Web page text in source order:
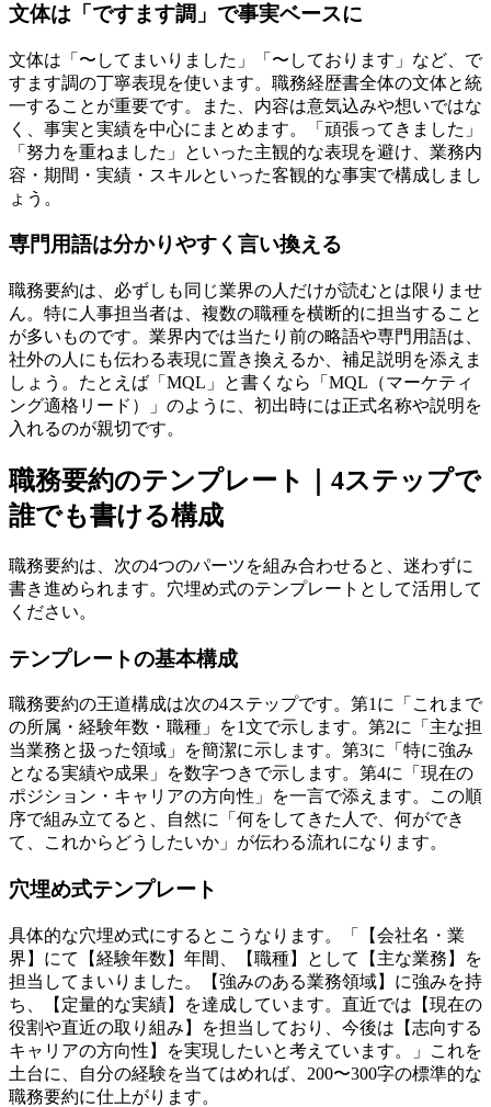
文体は「ですます調」で事実ベースに
文体は「〜してまいりました」「〜しております」など、で
すます調の丁寧表現を使います。職務経歴書全体の文体と統
一することが重要です。また、内容は意気込みや想いではな
く、事実と実績を中心にまとめます。「頑張ってきました」
「努力を重ねました」といった主観的な表現を避け、業務内
容・期間・実績・スキルといった客観的な事実で構成しまし
ょう。
専門用語は分かりやすく言い換える
職務要約は、必ずしも同じ業界の人だけが読むとは限りませ
ん。特に人事担当者は、複数の職種を横断的に担当すること
が多いものです。業界内では当たり前の略語や専門用語は、
社外の人にも伝わる表現に置き換えるか、補足説明を添えま
しょう。たとえば「MQL」と書くなら「MQL（マーケティ
ング適格リード）」のように、初出時には正式名称や説明を
入れるのが親切です。
職務要約のテンプレート｜4ステップで
誰でも書ける構成
職務要約は、次の4つのパーツを組み合わせると、迷わずに
書き進められます。穴埋め式のテンプレートとして活用して
ください。
テンプレートの基本構成
職務要約の王道構成は次の4ステップです。第1に「これまで
の所属・経験年数・職種」を1文で示します。第2に「主な担
当業務と扱った領域」を簡潔に示します。第3に「特に強み
となる実績や成果」を数字つきで示します。第4に「現在の
ポジション・キャリアの方向性」を一言で添えます。この順
序で組み立てると、自然に「何をしてきた人で、何ができ
て、これからどうしたいか」が伝わる流れになります。
穴埋め式テンプレート
具体的な穴埋め式にするとこうなります。「【会社名・業
界】にて【経験年数】年間、【職種】として【主な業務】を
担当してまいりました。【強みのある業務領域】に強みを持
ち、【定量的な実績】を達成しています。直近では【現在の
役割や直近の取り組み】を担当しており、今後は【志向する
キャリアの方向性】を実現したいと考えています。」これを
土台に、自分の経験を当てはめれば、200〜300字の標準的な
職務要約に仕上がります。